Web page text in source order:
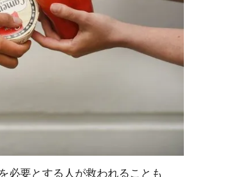
必要とする人が救われることも